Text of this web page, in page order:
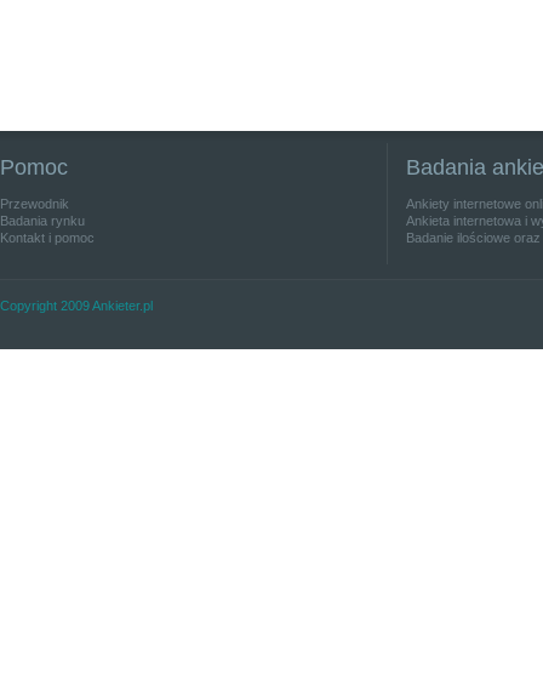
Pomoc
Przewodnik
Badania rynku
Kontakt i pomoc
Badania
Ankiety internetowe
Ankieta internetowa i
Badanie ilościowe
Copyright 2009 Ankieter.pl